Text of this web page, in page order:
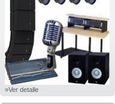
»Ver detalle